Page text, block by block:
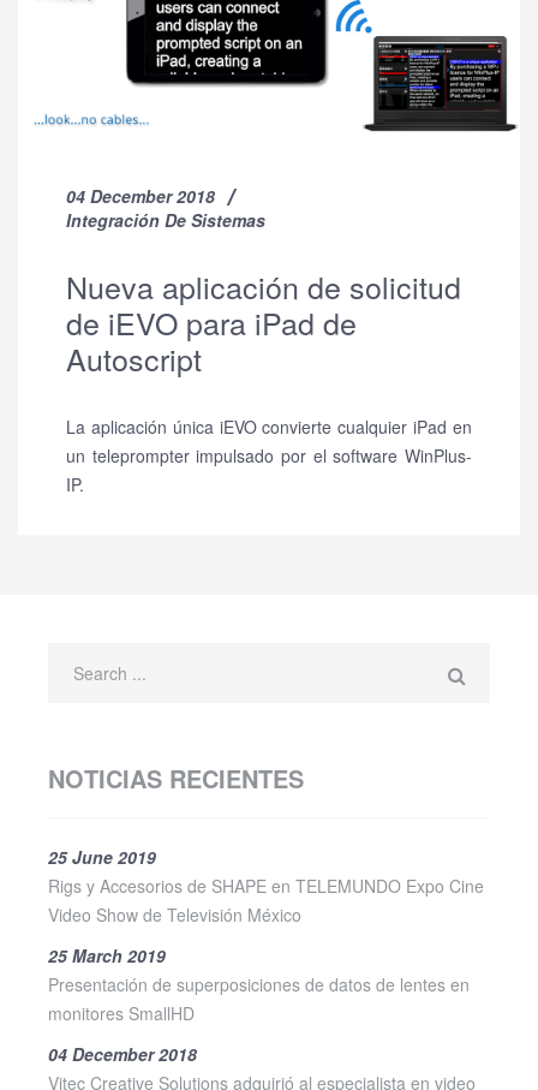
04 December 2018
Integración De Sistemas
Nueva aplicación de solicitud
de iEVO para iPad de
Autoscript
La aplicación única iEVO convierte cualquier iPad en
un teleprompter impulsado por el software WinPlus-
IP.
NOTICIAS RECIENTES
25 June 2019
Rigs y Accesorios de SHAPE en TELEMUNDO Expo Cine
Video Show de Televisión México
25 March 2019
Presentación de superposiciones de datos de lentes en
monitores SmallHD
04 December 2018
Vitec Creative Solutions adquirió al especialista en video